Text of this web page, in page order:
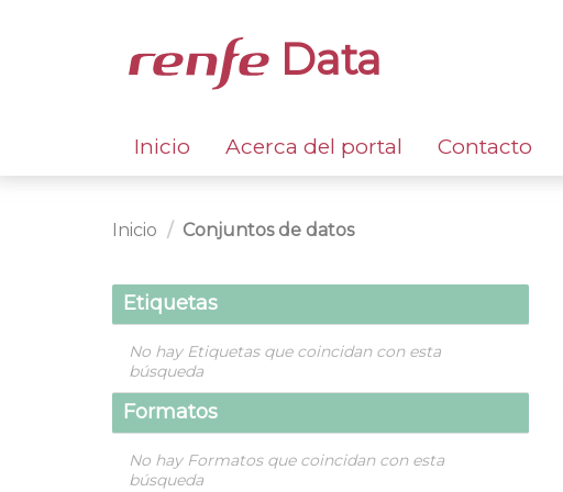
Data
Inicio Acerca del portal Contacto
Inicio Conjuntos de datos
Etiquetas
No hay Etiquetas que coincidan con esta
búsqueda
Formatos
No hay Formatos que coincidan con esta
búsqueda